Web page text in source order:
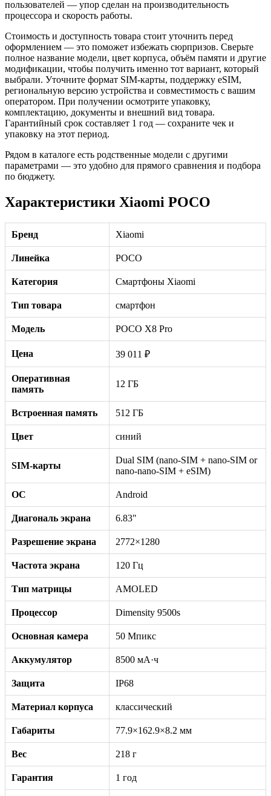
пользователей — упор сделан на производительность
процессора и скорость работы.
Стоимость и доступность товара стоит уточнить перед
оформлением — это поможет избежать сюрпризов. Сверьте
полное название модели, цвет корпуса, объём памяти и другие
модификации, чтобы получить именно тот вариант, который
выбрали. Уточните формат SIM-карты, поддержку eSIM,
региональную версию устройства и совместимость с вашим
оператором. При получении осмотрите упаковку,
комплектацию, документы и внешний вид товара.
Гарантийный срок составляет 1 год — сохраните чек и
упаковку на этот период.
Рядом в каталоге есть родственные модели с другими
параметрами — это удобно для прямого сравнения и подбора
по бюджету.
Характеристики Xiaomi POCO
Бренд Xiaomi
Линейка POCO
Категория Смартфоны Xiaomi
Тип товара смартфон
Модель POCO X8 Pro
Цена 39 011 ₽
Оперативная
память
12 ГБ
Встроенная память 512 ГБ
Цвет синий
SIM-карты
Dual SIM (nano-SIM + nano-SIM or
nano-nano-SIM + eSIM)
ОС Android
Диагональ экрана 6.83"
Разрешение экрана 2772×1280
Частота экрана 120 Гц
Тип матрицы AMOLED
Процессор Dimensity 9500s
Основная камера 50 Мпикс
Аккумулятор 8500 мА·ч
Защита IP68
Материал корпуса классический
Габариты 77.9×162.9×8.2 мм
Вес 218 г
Гарантия 1 год